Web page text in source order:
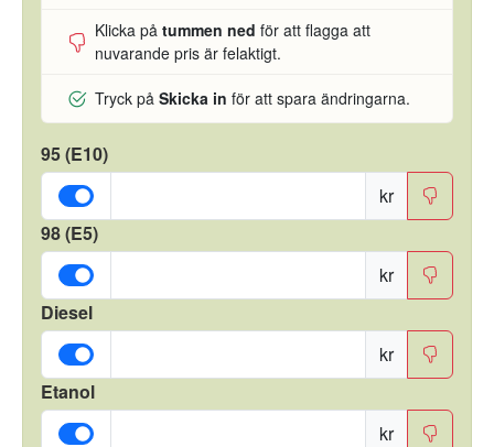
Klicka på tummen ned för att flagga att
nuvarande pris är felaktigt.
Tryck på Skicka in för att spara ändringarna.
95 (E10)
kr
98 (E5)
kr
Diesel
kr
Etanol
kr